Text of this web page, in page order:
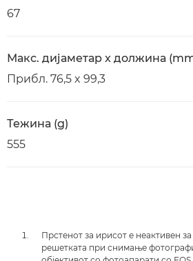
67
Макс. дијаметар x должина
Прибл. 76,5 x 99,3
Тежина (g)
555
Прстенот за ирисот е неактивен
решетката при снимање